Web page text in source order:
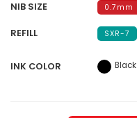
NIB SIZE 0.7mm
REFILL SXR-7
INK COLOR Black